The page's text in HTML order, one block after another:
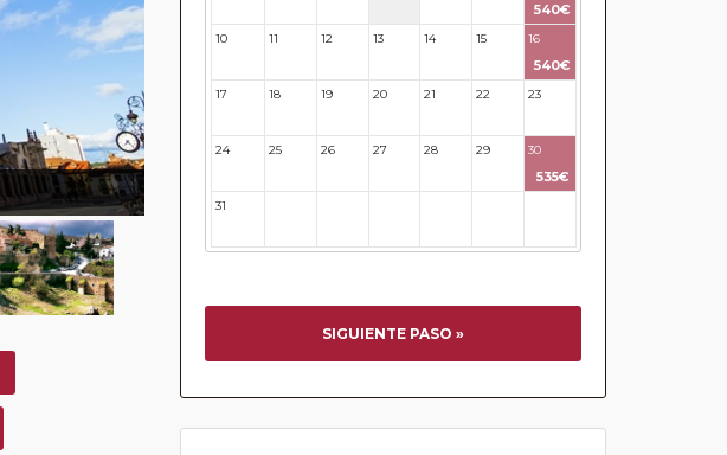
540€
10 11 12 13 14 15 16
540€
17 18 19 20 21 22 23
24 25 26 27 28 29 30
535€
31
SIGUIENTE PASO »